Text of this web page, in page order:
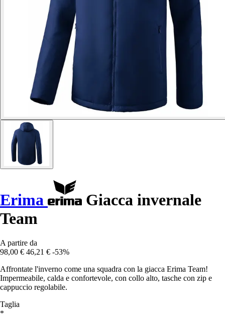
Erima
Giacca invernale
Team
A partire da
98,00 € 46,21 € -53%
Affrontate l'inverno come una squadra con la giacca Erima Team!
Impermeabile, calda e confortevole, con collo alto, tasche con zip e
cappuccio regolabile.
Taglia